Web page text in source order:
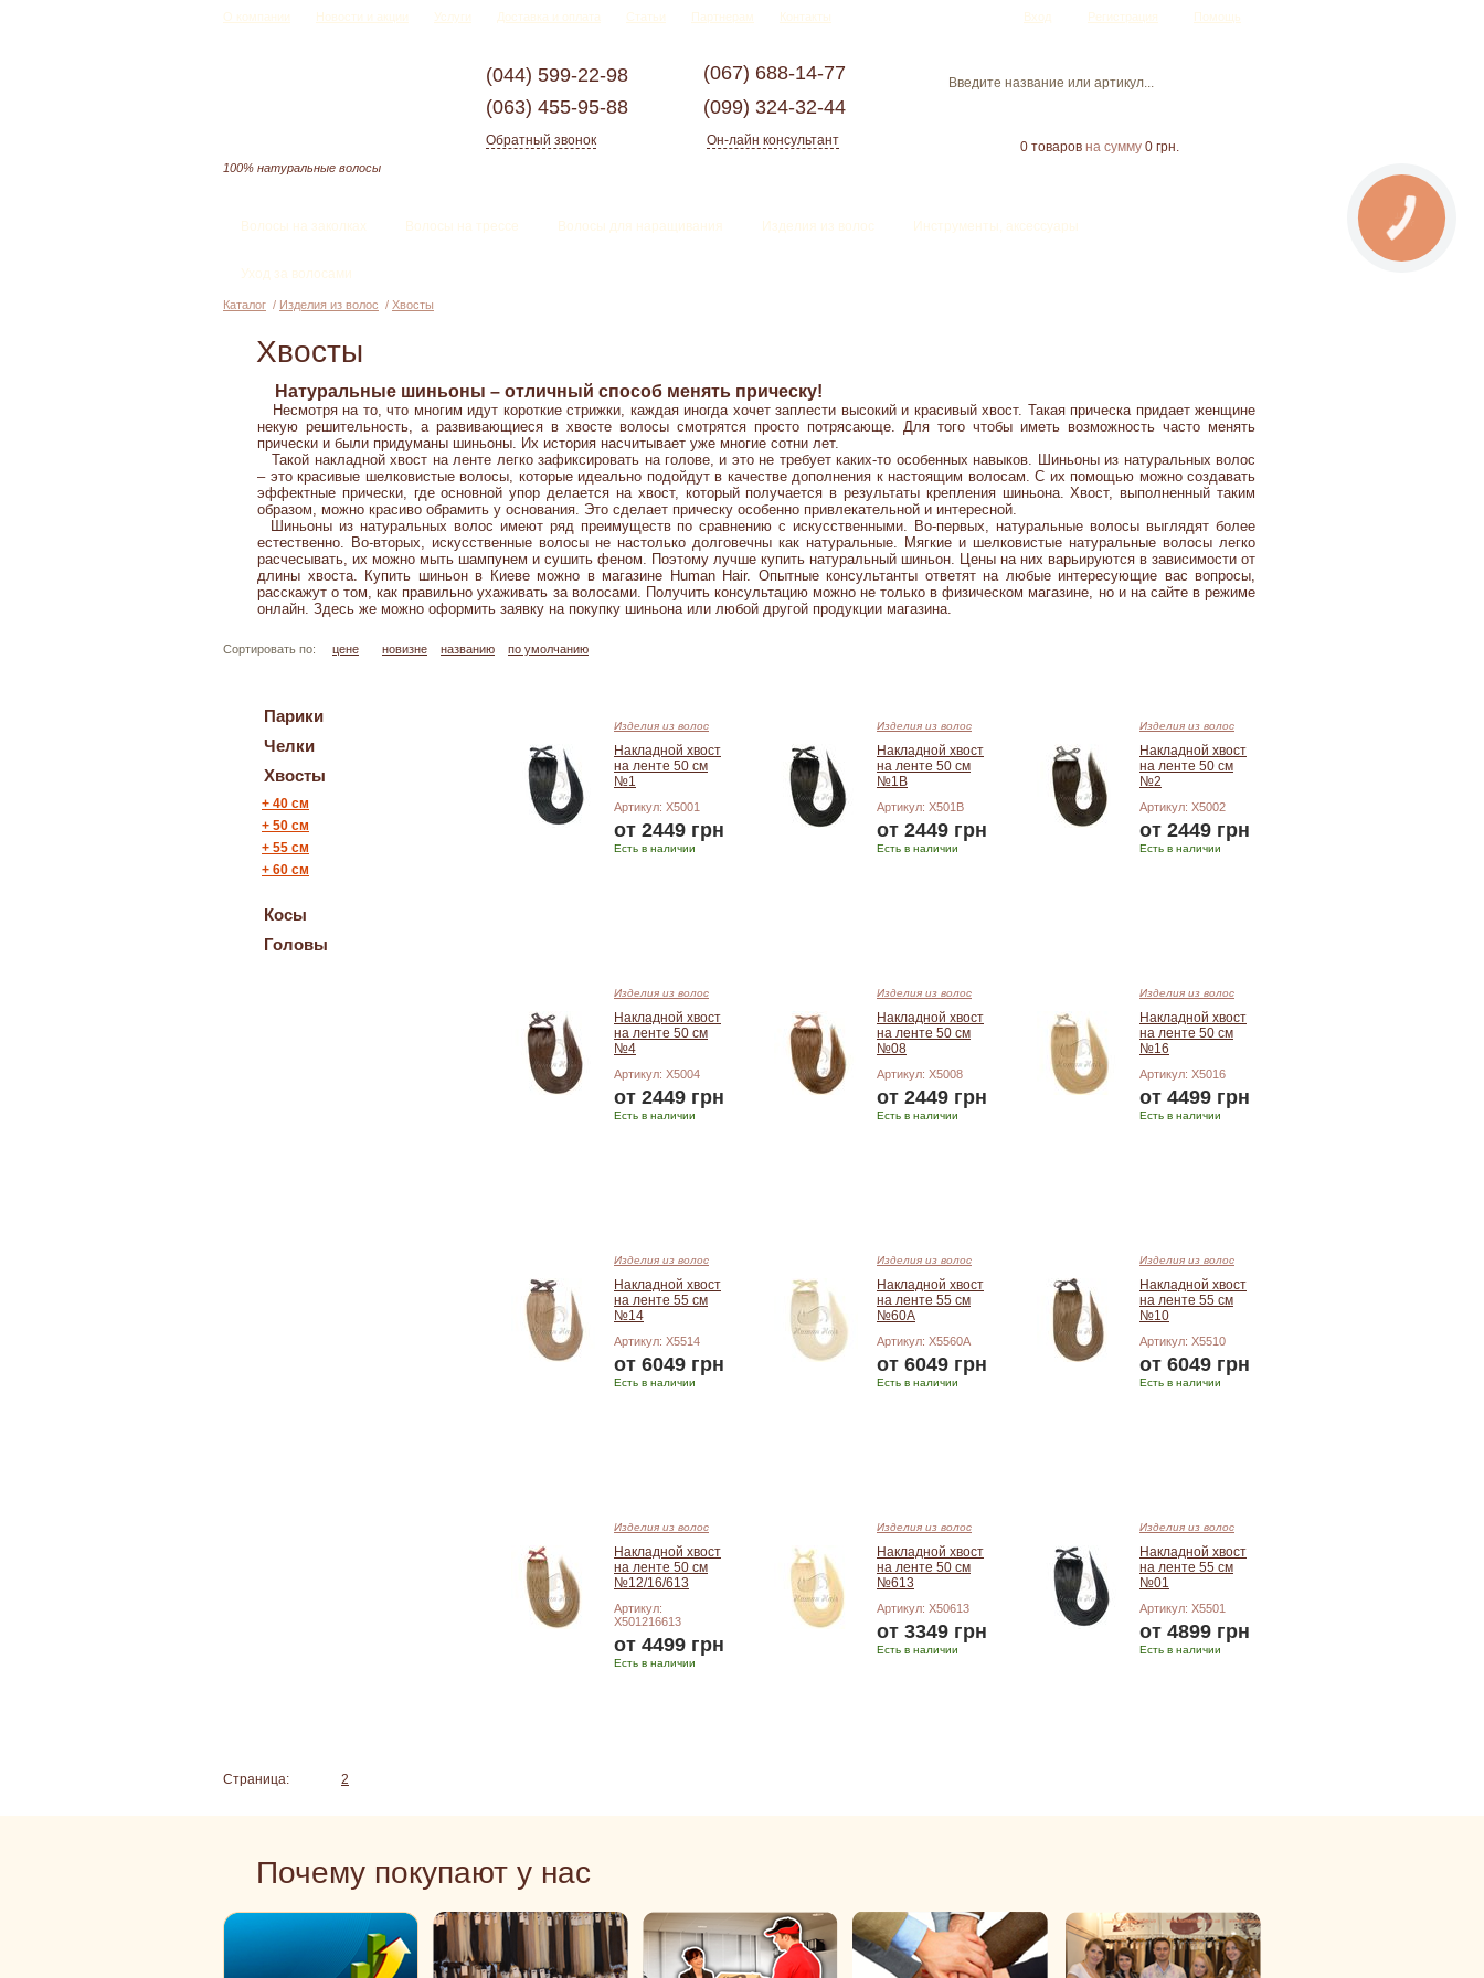
О компании Новости и акции Услуги Доставка и оплата Статьи Партнерам Контакты Вход Регистрация Помощь
100% натуральные волосы
(044) 599-22-98 (067) 688-14-77
(063) 455-95-88 (099) 324-32-44
Обратный звонок Он-лайн консультант 0 товаров на сумму 0 грн.
Волосы на заколках Волосы на трессе Волосы для наращивания Изделия из волос Инструменты, аксессуары
Уход за волосами
Каталог / Изделия из волос / Хвосты
Хвосты
Натуральные шиньоны – отличный способ менять прическу!
Несмотря на то, что многим идут короткие стрижки, каждая иногда хочет заплести высокий и красивый хвост. Такая прическа придает женщине
некую решительность, а развивающиеся в хвосте волосы смотрятся просто потрясающе. Для того чтобы иметь возможность часто менять
прически и были придуманы шиньоны. Их история насчитывает уже многие сотни лет.
Такой накладной хвост на ленте легко зафиксировать на голове, и это не требует каких-то особенных навыков. Шиньоны из натуральных волос
– это красивые шелковистые волосы, которые идеально подойдут в качестве дополнения к настоящим волосам. С их помощью можно создавать
эффектные прически, где основной упор делается на хвост, который получается в результаты крепления шиньона. Хвост, выполненный таким
образом, можно красиво обрамить у основания. Это сделает прическу особенно привлекательной и интересной.
Шиньоны из натуральных волос имеют ряд преимуществ по сравнению с искусственными. Во-первых, натуральные волосы выглядят более
естественно. Во-вторых, искусственные волосы не настолько долговечны как натуральные. Мягкие и шелковистые натуральные волосы легко
расчесывать, их можно мыть шампунем и сушить феном. Поэтому лучше купить натуральный шиньон. Цены на них варьируются в зависимости от
длины хвоста. Купить шиньон в Киеве можно в магазине Human Hair. Опытные консультанты ответят на любые интересующие вас вопросы,
расскажут о том, как правильно ухаживать за волосами. Получить консультацию можно не только в физическом магазине, но и на сайте в режиме
онлайн. Здесь же можно оформить заявку на покупку шиньона или любой другой продукции магазина.
Сортировать по: цене новизне названию по умолчанию
Парики
Челки
Хвосты
+ 40 см
+ 50 см
+ 55 cм
+ 60 см
Косы
Головы
Изделия из волос
Накладной хвост
на ленте 50 см
№1
Артикул: X5001
от 2449 грн
Есть в наличии
Изделия из волос
Накладной хвост
на ленте 50 см
№1В
Артикул: X501В
от 2449 грн
Есть в наличии
Изделия из волос
Накладной хвост
на ленте 50 см
№2
Артикул: X5002
от 2449 грн
Есть в наличии
Изделия из волос
Накладной хвост
на ленте 50 см
№4
Артикул: X5004
от 2449 грн
Есть в наличии
Изделия из волос
Накладной хвост
на ленте 50 см
№08
Артикул: X5008
от 2449 грн
Есть в наличии
Изделия из волос
Накладной хвост
на ленте 50 см
№16
Артикул: X5016
от 4499 грн
Есть в наличии
Изделия из волос
Накладной хвост
на ленте 55 см
№14
Артикул: X5514
от 6049 грн
Есть в наличии
Изделия из волос
Накладной хвост
на ленте 55 см
№60А
Артикул: X5560А
от 6049 грн
Есть в наличии
Изделия из волос
Накладной хвост
на ленте 55 см
№10
Артикул: X5510
от 6049 грн
Есть в наличии
Изделия из волос
Накладной хвост
на ленте 50 см
№12/16/613
Артикул:
X501216613
от 4499 грн
Есть в наличии
Изделия из волос
Накладной хвост
на ленте 50 см
№613
Артикул: X50613
от 3349 грн
Есть в наличии
Изделия из волос
Накладной хвост
на ленте 55 см
№01
Артикул: X5501
от 4899 грн
Есть в наличии
Страница: 2
Почему покупают у нас
CALL
BUTTON